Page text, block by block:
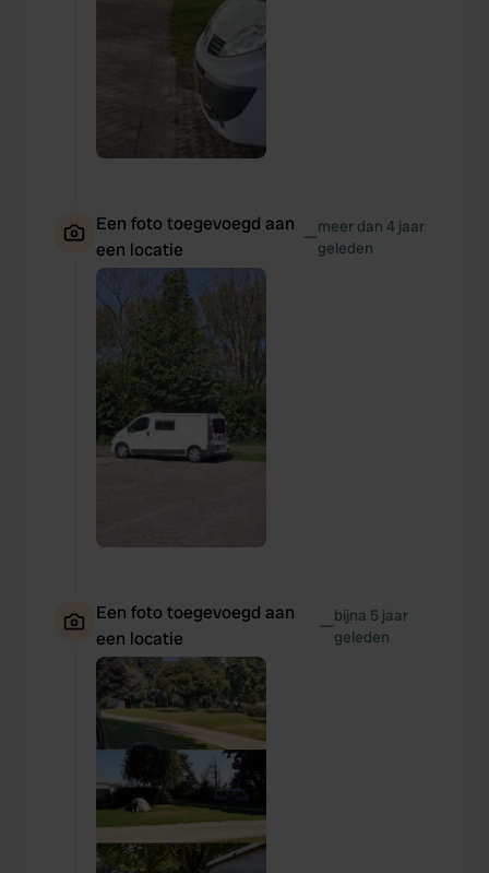
Een foto toegevoegd aan
een locatie
—meer dan 4 jaar
geleden
Een foto toegevoegd aan
een locatie
—bijna 5 jaar
geleden